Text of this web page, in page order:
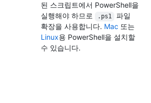
된 스크립트에서 PowerShell을
실행해야 하므로
.ps1
파일
확장을 사용합니다. Mac 또는
Linux용 PowerShell을 설치할
수 있습니다.